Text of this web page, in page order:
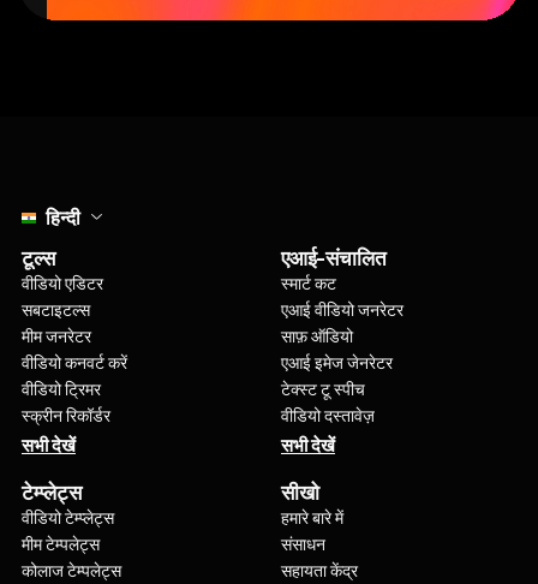
हिन्दी
टूल्स
वीडियो एडिटर
सबटाइटल्स
मीम जनरेटर
वीडियो कनवर्ट करें
वीडियो ट्रिमर
स्क्रीन रिकॉर्डर
सभी देखें
एआई-संचालित
स्मार्ट कट
एआई वीडियो जनरेटर
साफ़ ऑडियो
एआई इमेज जेनरेटर
टेक्स्ट टू स्पीच
वीडियो दस्तावेज़
सभी देखें
टेम्प्लेट्स
वीडियो टेम्प्लेट्स
मीम टेम्पलेट्स
कोलाज टेम्पलेट्स
सीखो
हमारे बारे में
संसाधन
सहायता केंद्र